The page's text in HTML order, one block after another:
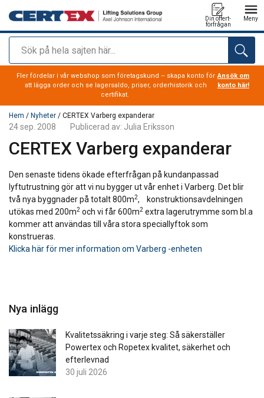
Sök
Din offert-
förfrågan
Meny
tillagd i varukorg
Fler fördelar i vår webshop som företagskund – skapa konto för
att lägga order och se lagersaldo, priser, orderhistorik och
certifikat.
Ansök om
konto här!
Hem / Nyheter / CERTEX Varberg expanderar
24 sep. 2008 Publicerad av: Julia Eriksson
CERTEX Varberg expanderar
Den senaste tidens ökade efterfrågan på kundanpassad
lyftutrustning gör att vi nu bygger ut vår enhet i Varberg. Det blir
två nya byggnader på totalt 800m2, konstruktionsavdelningen
utökas med 200m2 och vi får 600m2 extra lagerutrymme som bl.a
kommer att användas till våra stora speciallyftok som
konstrueras.
Klicka här för mer information om Varberg -enheten
Nya inlägg
Kvalitetssäkring i varje steg: Så säkerställer
Powertex och Ropetex kvalitet, säkerhet och
efterlevnad
30 juli 2026